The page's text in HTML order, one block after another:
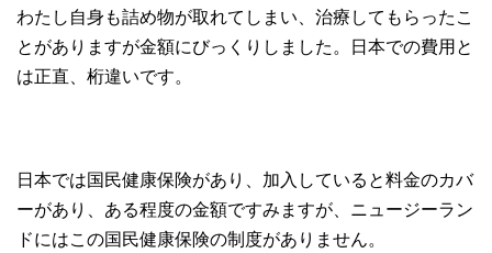
わたし自身も詰め物が取れてしまい、治療してもらったこ
とがありますが金額にびっくりしました。日本での費用と
は正直、桁違いです。
日本では国民健康保険があり、加入していると料金のカバ
ーがあり、ある程度の金額ですみますが、ニュージーラン
ドにはこの国民健康保険の制度がありません。